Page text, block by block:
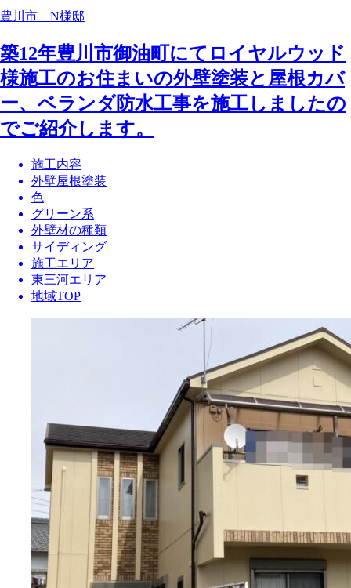
豊川市 N様邸
築12年豊川市御油町にてロイヤルウッド
様施工のお住まいの外壁塗装と屋根カバ
ー、ベランダ防水工事を施工しましたの
でご紹介します。
施工内容
外壁屋根塗装
色
グリーン系
外壁材の種類
サイディング
施工エリア
東三河エリア
地域TOP